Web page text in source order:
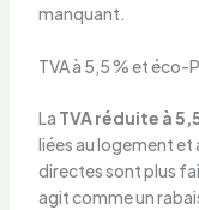
manquant.
TVA à 5,5 % et éco-
La TVA réduite à
liées au logement et
directes sont plus
agit comme un